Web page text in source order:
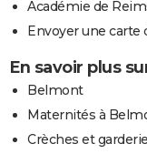
Académie de
Envoyer une carte
En savoir plus
Belmont
Maternités à
Crèches et